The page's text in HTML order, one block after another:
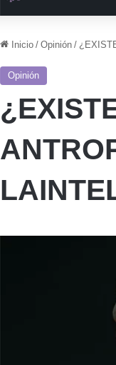
Inicio / Opinión /
Opinión